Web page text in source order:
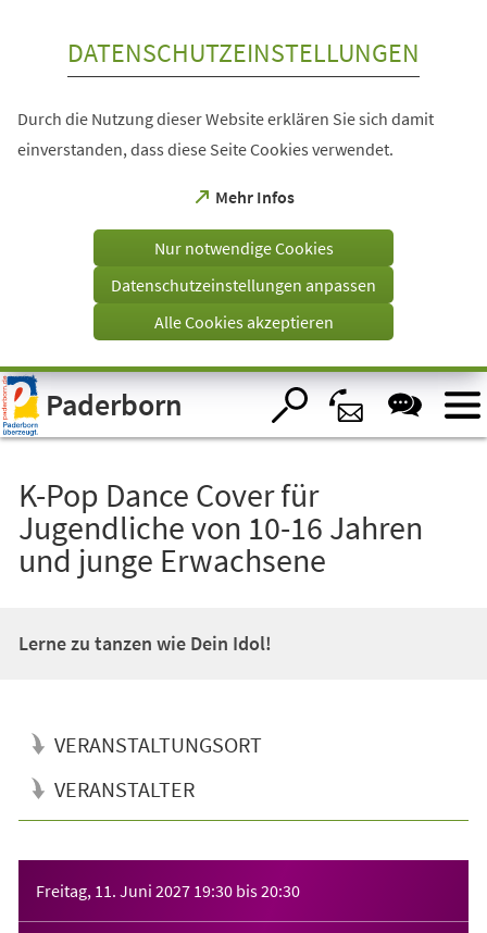
Visuelle
Assistenzsoftware
öffnen.
DATENSCHUTZEINSTELLUNGEN
Durch die Nutzung dieser Website erklären Sie sich damit
einverstanden, dass diese Seite Cookies verwendet.
Mehr Infos
(Öffnet
einem
Tab)
Nur notwendige Cookies
Datenschutzeinstellungen anpassen
Alle Cookies akzeptieren
Paderborn
K-Pop Dance Cover für
Jugendliche von 10-16 Jahren
und junge Erwachsene
Lerne zu tanzen wie Dein Idol!
VERANSTALTUNGSORT
VERANSTALTER
Freitag, 11. Juni 2027 19:30 bis20:30